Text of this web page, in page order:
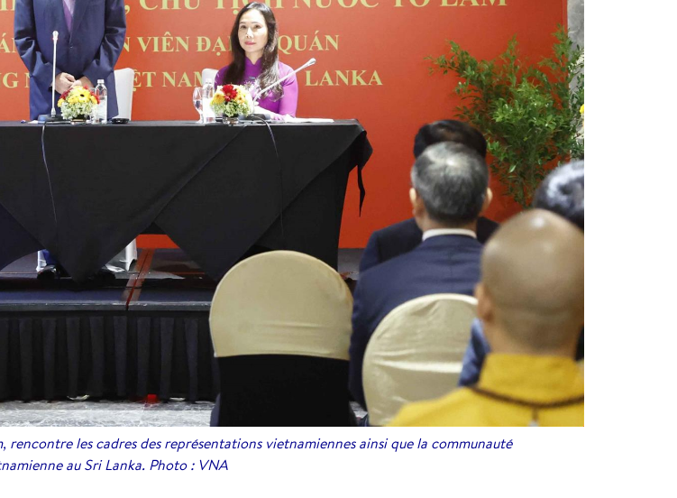
les cadres des représentations vietnamiennes ainsi que la communauté
au Sri Lanka. Photo : VNA